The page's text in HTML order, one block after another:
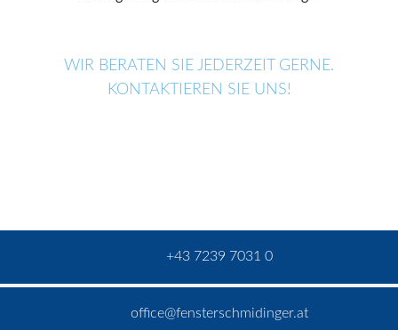
WIR BERATEN SIE JEDERZEIT GERNE.
KONTAKTIEREN SIE UNS!
+43 7239 7031 0
office@fensterschmidinger.at